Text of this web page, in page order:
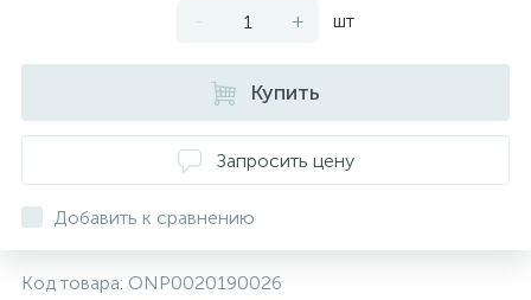
- + шт
Купить
Запросить цену
Добавить к сравнению
Код товара: ONP0020190026
ТОРМОЗНЫЕ КОЛОДКИ
ТОРМОЗНЫЕ ДИСКИ